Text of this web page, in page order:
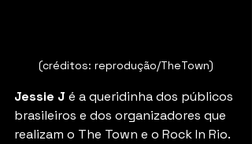
(créditos: reprodução/TheTown)
Jessie J é a queridinha dos públicos
brasileiros e dos organizadores que
realizam o The Town e o Rock In Rio.